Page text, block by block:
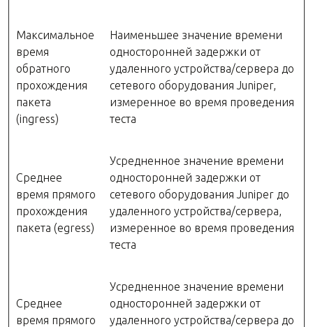
Максимальное
время
обратного
прохождения
пакета
(ingress)
Наименьшее значение времени
односторонней задержки от
удаленного устройства/сервера до
сетевого оборудования Juniper,
измеренное во время проведения
теста
Среднее
время прямого
прохождения
пакета (egress)
Усредненное значение времени
односторонней задержки от
сетевого оборудования Juniper до
удаленного устройства/сервера,
измеренное во время проведения
теста
Среднее
время прямого
Усредненное значение времени
односторонней задержки от
удаленного устройства/сервера до